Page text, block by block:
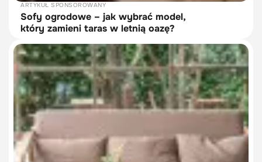
ARTYKUŁ SPONSOROWANY
Sofy ogrodowe – jak wybrać model,
który zamieni taras w letnią oazę?